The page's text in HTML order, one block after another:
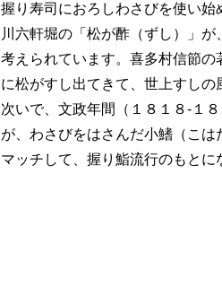
握り寿司におろしわさびを使い
川六軒堀の「松が酢（ずし）」
考えられています。喜多村信節の
に松がすし出てきて、世上すしの
次いで、文政年間（１８１８-１
が、わさびをはさんだ小鰭（こは
マッチして、握り鮨流行のもとに